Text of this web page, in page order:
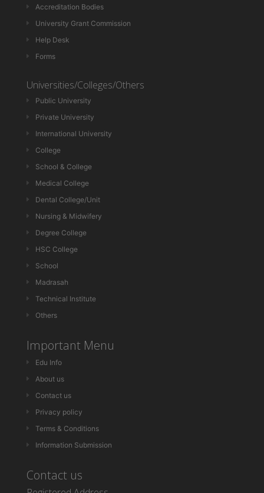
Accreditation Bodies
University Grant Commission
Help Desk
Forms
Universities/Colleges/Others
Public University
Private University
International University
College
School & College
Medical College
Dental College/Unit
Nursing & Midwifery
Degree College
HSC College
School
Madrasah
Technical Institute
Others
Important Menu
Edu Info
About us
Contact us
Privacy policy
Terms & Conditions
Information Submission
Contact us